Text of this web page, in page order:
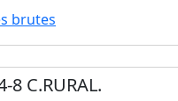
brutes
8 C.RURAL.